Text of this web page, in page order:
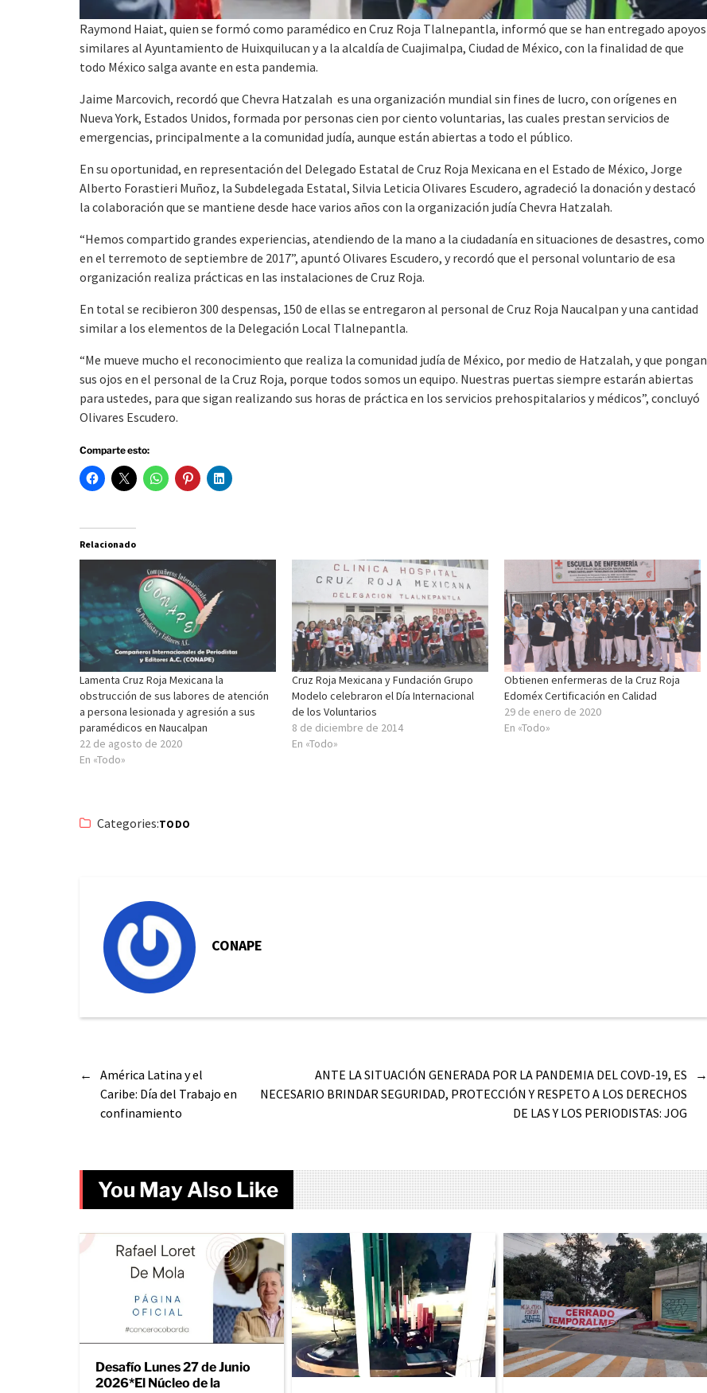
Raymond Haiat, quien se formó como paramédico en Cruz Roja Tlalnepantla, informó que se han entregado apoyos
similares al Ayuntamiento de Huixquilucan y a la alcaldía de Cuajimalpa, Ciudad de México, con la finalidad de que
todo México salga avante en esta pandemia.
Jaime Marcovich, recordó que Chevra Hatzalah es una organización mundial sin fines de lucro, con orígenes en
Nueva York, Estados Unidos, formada por personas cien por ciento voluntarias, las cuales prestan servicios de
emergencias, principalmente a la comunidad judía, aunque están abiertas a todo el público.
En su oportunidad, en representación del Delegado Estatal de Cruz Roja Mexicana en el Estado de México, Jorge
Alberto Forastieri Muñoz, la Subdelegada Estatal, Silvia Leticia Olivares Escudero, agradeció la donación y destacó
la colaboración que se mantiene desde hace varios años con la organización judía Chevra Hatzalah.
“Hemos compartido grandes experiencias, atendiendo de la mano a la ciudadanía en situaciones de desastres, como
en el terremoto de septiembre de 2017”, apuntó Olivares Escudero, y recordó que el personal voluntario de esa
organización realiza prácticas en las instalaciones de Cruz Roja.
En total se recibieron 300 despensas, 150 de ellas se entregaron al personal de Cruz Roja Naucalpan y una cantidad
similar a los elementos de la Delegación Local Tlalnepantla.
“Me mueve mucho el reconocimiento que realiza la comunidad judía de México, por medio de Hatzalah, y que pongan
sus ojos en el personal de la Cruz Roja, porque todos somos un equipo. Nuestras puertas siempre estarán abiertas
para ustedes, para que sigan realizando sus horas de práctica en los servicios prehospitalarios y médicos”, concluyó
Olivares Escudero.
Comparte esto:
Relacionado
Lamenta Cruz Roja Mexicana la
obstrucción de sus labores de atención
a persona lesionada y agresión a sus
paramédicos en Naucalpan
22 de agosto de 2020
En «Todo»
Cruz Roja Mexicana y Fundación Grupo
Modelo celebraron el Día Internacional
de los Voluntarios
8 de diciembre de 2014
En «Todo»
Obtienen enfermeras de la Cruz Roja
Edoméx Certificación en Calidad
29 de enero de 2020
En «Todo»
Categories:TODO
CONAPE
←
América Latina y el
Caribe: Día del Trabajo en
confinamiento
→
ANTE LA SITUACIÓN GENERADA POR LA PANDEMIA DEL COVD-19, ES
NECESARIO BRINDAR SEGURIDAD, PROTECCIÓN Y RESPETO A LOS DERECHOS
DE LAS Y LOS PERIODISTAS: JOG
You May Also Like
Desafío Lunes 27 de Junio
2026*El Núcleo de la